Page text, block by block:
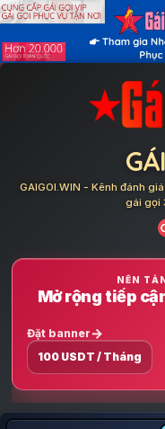
Skip
GAIGOI.WIN - Kênh đánh
gái gọi
NỀN
Mở rộng tiếp
Đặt banner
100 USDT / Tháng